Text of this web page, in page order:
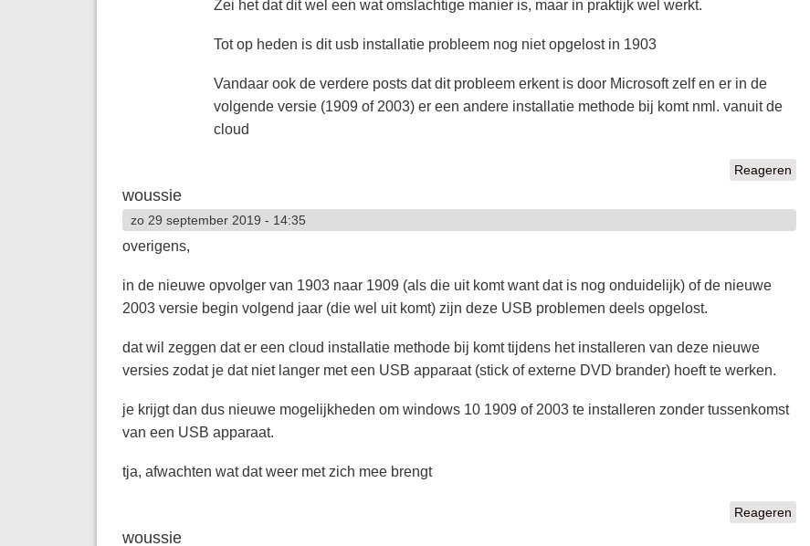
Zei het dat dit wel een wat omslachtige manier is, maar in praktijk wel werkt.
Tot op heden is dit usb installatie probleem nog niet opgelost in 1903
Vandaar ook de verdere posts dat dit probleem erkent is door Microsoft zelf en er in de
volgende versie (1909 of 2003) er een andere installatie methode bij komt nml. vanuit de
cloud
Reageren
woussie
zo 29 september 2019 - 14:35
overigens,
in de nieuwe opvolger van 1903 naar 1909 (als die uit komt want dat is nog onduidelijk) of de nieuwe
2003 versie begin volgend jaar (die wel uit komt) zijn deze USB problemen deels opgelost.
dat wil zeggen dat er een cloud installatie methode bij komt tijdens het installeren van deze nieuwe
versies zodat je dat niet langer met een USB apparaat (stick of externe DVD brander) hoeft te werken.
je krijgt dan dus nieuwe mogelijkheden om windows 10 1909 of 2003 te installeren zonder tussenkomst
van een USB apparaat.
tja, afwachten wat dat weer met zich mee brengt
Reageren
woussie